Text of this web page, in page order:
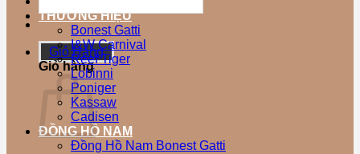
Giỏ Hàng
Giỏ hàng
THƯƠNG HIỆU
Bonest Gatti
I&W Carnival
Reef Tiger
Lobinni
Poniger
Kassaw
Cadisen
ĐỒNG HỒ NAM
Đồng Hồ Nam Bonest Gatti